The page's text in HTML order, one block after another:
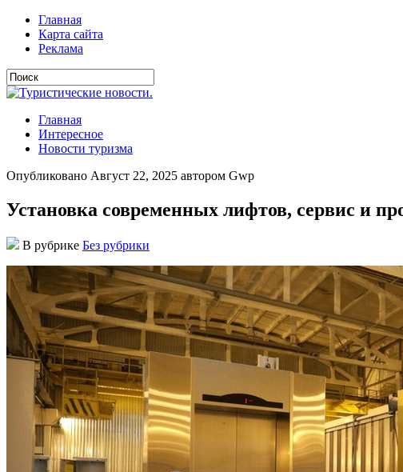
Главная
Карта сайта
Реклама
Главная
Интересное
Новости туризма
Опубликовано Август 22, 2025 автором Gwp
Установка современных лифтов, сервис и
В рубрике Без рубрики